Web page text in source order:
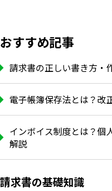
おすすめ記事
請求書の正しい書き方・
電子帳簿保存法とは？改
インボイス制度とは？個
解説
請求書の基礎知識